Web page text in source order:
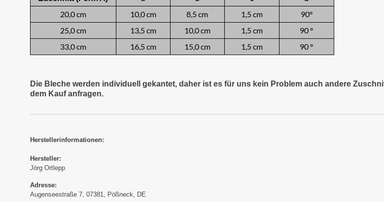
20,0 cm
10,0 cm 8,5 cm 1,5 cm
90°
25,0 cm
13,5 cm 10,0 cm 1,5 cm
90 °
33,0 cm
16,5 cm 15,0 cm 1,5 cm 90 °
Die Bleche werden individuell gekantet, daher ist es für uns kein Problem auch andere
dem Kauf anfragen.
Herstellerinformationen:
Hersteller:
Jörg Ortlepp
Adresse:
Augenseestraße 7, 07381, Pößneck, DE